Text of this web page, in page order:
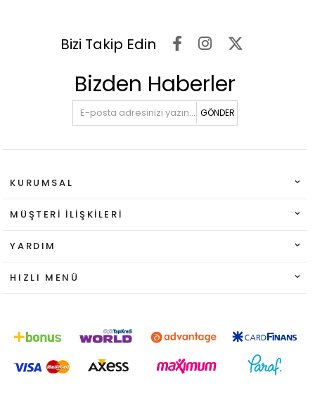
Bizi Takip Edin
Bizden Haberler
GÖNDER
KURUMSAL
MÜŞTERI İLIŞKILERI
YARDIM
HIZLI MENÜ